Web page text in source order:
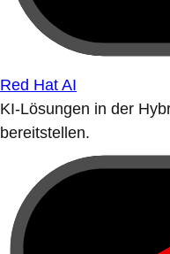
Red Hat AI
KI-Lösungen in der
bereitstellen.